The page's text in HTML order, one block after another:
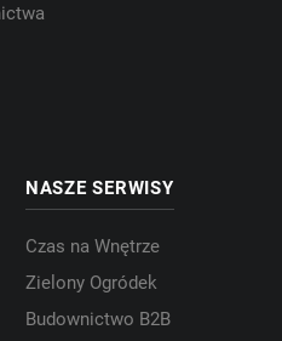
NASZE SERWISY
Czas na Wnętrze
Zielony Ogródek
Budownictwo B2B